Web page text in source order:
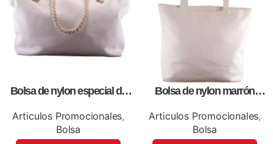
Bolsa de nylon especial de
con impresión full color.
Articulos Promocionales,
Bolsa
Bolsa de nylon marrón
color
Articulos Promocionales,
Bolsa